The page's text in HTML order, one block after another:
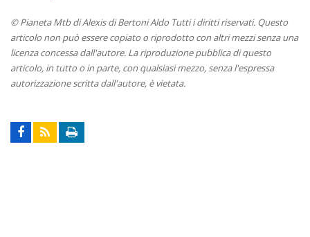
© Pianeta Mtb di Alexis di Bertoni Aldo Tutti i diritti riservati. Questo
articolo non può essere copiato o riprodotto con altri mezzi senza una
licenza concessa dall'autore. La riproduzione pubblica di questo
articolo, in tutto o in parte, con qualsiasi mezzo, senza l'espressa
autorizzazione scritta dall'autore, è vietata.